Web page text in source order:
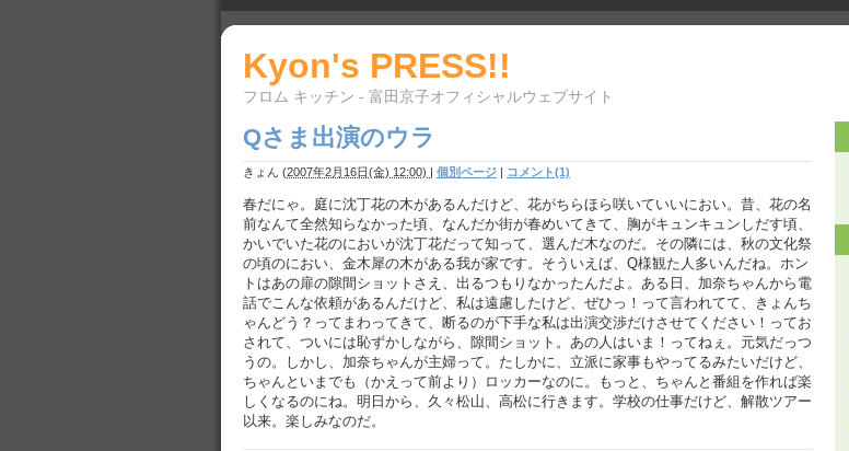
Kyon's PRESS!!
フロム キッチン - 富田京子オフィシャルウェブサイト
Qさま出演のウラ
きょん (2007年2月16日(金) 12:00) | 個別ページ | コメント(1)
春だにゃ。庭に沈丁花の木があるんだけど、花がちらほら咲いていいにおい。昔、花の名
前なんて全然知らなかった頃、なんだか街が春めいてきて、胸がキュンキュンしだす頃、
かいでいた花のにおいが沈丁花だって知って、選んだ木なのだ。その隣には、秋の文化祭
の頃のにおい、金木犀の木がある我が家です。そういえば、Q様観た人多いんだね。ホン
トはあの扉の隙間ショットさえ、出るつもりなかったんだよ。ある日、加奈ちゃんから電
話でこんな依頼があるんだけど、私は遠慮したけど、ぜひっ！って言われてて、きょんち
ゃんどう？ってまわってきて、断るのが下手な私は出演交渉だけさせてください！ってお
されて、ついには恥ずかしながら、隙間ショット。あの人はいま！ってねぇ。元気だっつ
うの。しかし、加奈ちゃんが主婦って。たしかに、立派に家事もやってるみたいだけど、
ちゃんといまでも（かえって前より）ロッカーなのに。もっと、ちゃんと番組を作れば楽
しくなるのにね。明日から、久々松山、高松に行きます。学校の仕事だけど、解散ツアー
以来。楽しみなのだ。